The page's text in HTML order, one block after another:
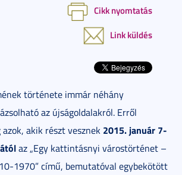
Cikk nyomtatás
Link küldés
története immár néhány
az újságoldalakról. Erről
akik részt vesznek 2015. január 7-
az „Egy kattintásnyi várostörténet –
1970” című, bemutatóval egybekötött